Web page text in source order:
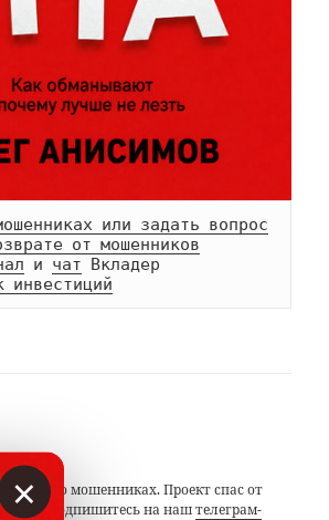
или задать вопрос
от мошенников
и чат
инвестиций
о мошенниках. Проект спас от
людей. Подпишитесь на наштелеграм-
×